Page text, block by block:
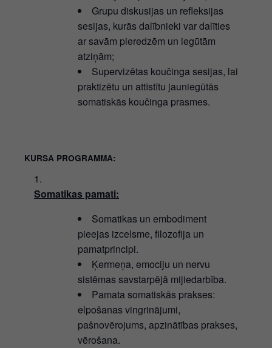
Grupu diskusijas un refleksijas
sesijas, kurās dalībnieki var dalīties
ar savām pieredzēm un iegūtām
atziņām;
Supervizētas koučinga sesijas, lai
praktizētu un attīstītu jauniegūtās
somatiskās koučinga prasmes.
KURSA PROGRAMMA:
Somatikas pamati:
Somatikas un embodiment
pieejas izcelsme, filozofija un
pamatprincipi.
Ķermeņa, emociju un nervu
sistēmas savstarpējā mijiedarbība.
Pamata somatiskās prakses:
elpošanas vingrinājumi,
pašnovērojums, apzinātības prakses,
vērošana.